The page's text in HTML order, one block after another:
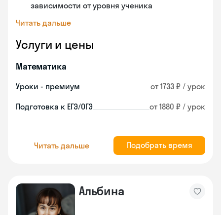
зависимости от уровня ученика
Читать дальше
Услуги и цены
Математика
Уроки - премиум от 1733 ₽ / урок
Подготовка к ЕГЭ/ОГЭ от 1880 ₽ / урок
Читать дальше Подобрать время
Альбина